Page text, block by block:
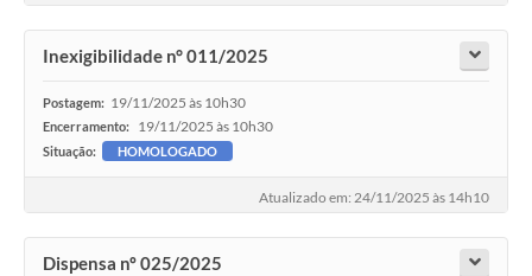
Inexigibilidade n° 011/2025
Postagem: 19/11/2025 às 10h30
Encerramento: 19/11/2025 às 10h30
Situação: HOMOLOGADO
Atualizado em: 24/11/2025 às 14h10
Dispensa nº 025/2025